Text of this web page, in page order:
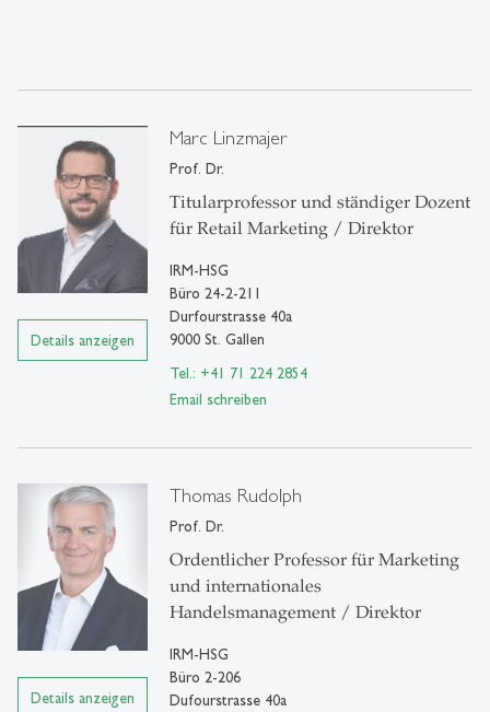
Details anzeigen
Marc Linzmajer
Prof. Dr.
Titularprofessor und ständiger Dozent
für Retail Marketing / Direktor
IRM-HSG
Büro 24-2-211
Durfourstrasse 40a
9000 St. Gallen
Tel.: +41 71 224 2854
Email schreiben
Details anzeigen
Thomas Rudolph
Prof. Dr.
Ordentlicher Professor für Marketing
und internationales
Handelsmanagement / Direktor
IRM-HSG
Büro 2-206
Dufourstrasse 40a